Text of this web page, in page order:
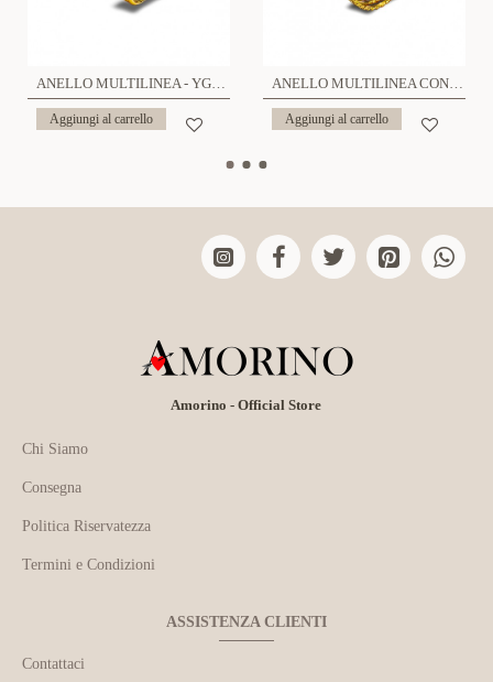
ANELLO MULTILINEA - YG23304E317
Aggiungi al carrello
ANELLO MULTILINEA CON STRASS - YG2348E321
Aggiungi al carrello
Amorino - Official Store
Chi Siamo
Consegna
Politica Riservatezza
Termini e Condizioni
ASSISTENZA CLIENTI
Contattaci